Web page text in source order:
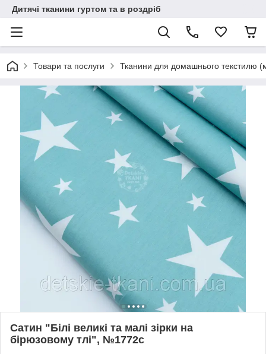
Дитячі тканини гуртом та в роздріб
Товари та послуги Тканини для домашнього текстилю
Сатин "Білі великі та малі зірки на
бірюзовому тлі", №1772с